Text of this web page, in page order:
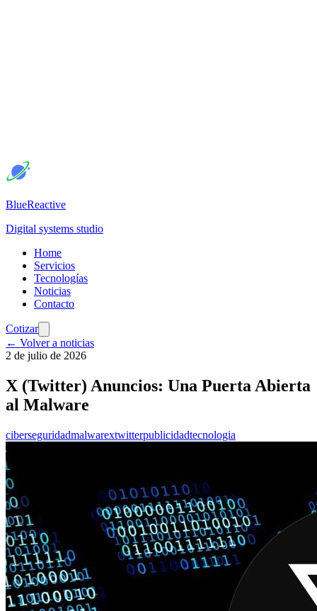
BlueReactive
Digital systems studio
Home
Servicios
Tecnologías
Noticias
Contacto
Cotizar
← Volver a noticias
2 de julio de 2026
X (Twitter) Anuncios: Una Puerta Abierta
al Malware
ciberseguridadmalwarextwitterpublicidadtecnologia